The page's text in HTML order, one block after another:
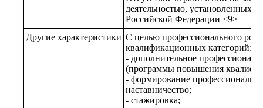
деятельностью, установленных
Российской Федерации <9>
Другие характеристики С целью профессионального
квалификационных категорий:
- дополнительное
(программы повышения
- формирование
наставничество;
- стажировка;